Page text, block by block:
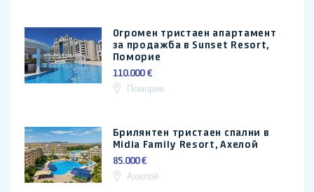
Огромен тристаен апартамент
за продажба в Sunset Resort,
Поморие
110.000 €
Поморие
Брилянтен тристаен спални в
Midia Family Resort, Ахелой
85.000 €
Ахелой